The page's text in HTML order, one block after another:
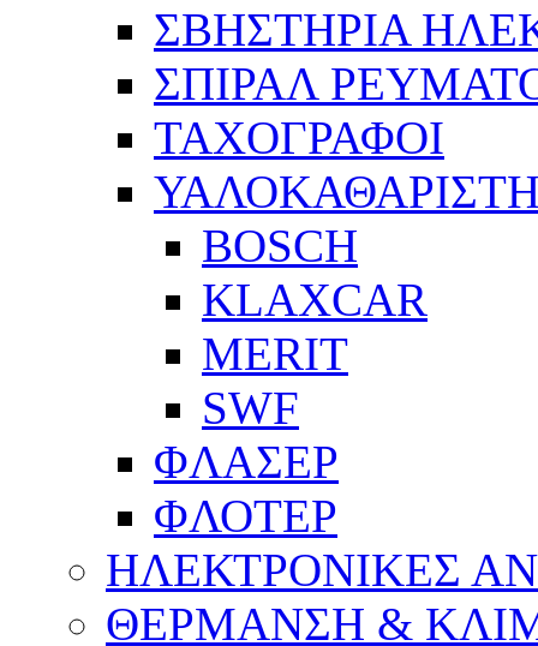
ΣΒΗΣΤΗΡΙΑ
ΣΠΙΡΑΛ
ΤΑΧΟΓΡΑΦΟΙ
BOSCH
KLAXCAR
MERIT
SWF
ΦΛΑΣΕΡ
ΦΛΟΤΕΡ
ΗΛΕΚΤΡΟΝΙΚΕΣ
ΘΕΡΜΑΝΣΗ &